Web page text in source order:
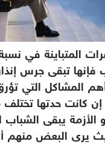
المتباينة في نسبة
تبقى جرس
المشاكل التي
كانت حدتها
الأزمة يبقى الشباب
يرى البعض منهم